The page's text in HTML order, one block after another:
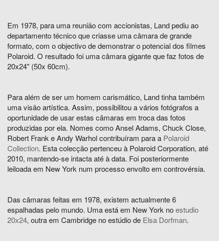
Em 1978, para uma reunião com accionistas, Land pediu ao
departamento técnico que criasse uma câmara de grande
formato, com o objectivo de demonstrar o potencial dos filmes
Polaroid. O resultado foi uma câmara gigante que faz fotos de
20x24" (50x 60cm).
Para além de ser um homem carismático, Land tinha também
uma visão artística. Assim, possibilitou a vários fotógrafos a
oportunidade de usar estas câmaras em troca das fotos
produzidas por ela. Nomes como Ansel Adams, Chuck Close,
Robert Frank e Andy Warhol contribuíram para a Polaroid
Collection. Esta colecção pertenceu à Polaroid Corporation, até
2010, mantendo-se intacta até à data. Foi posteriormente
leiloada em New York num processo envolto em controvérsia.
Das câmaras feitas em 1978, existem actualmente 6
espalhadas pelo mundo. Uma está em New York noestudio
20x24, outra em Cambridge no estúdio de Elsa Dorfman.